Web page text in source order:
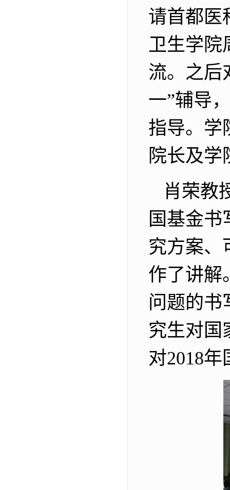
请首都医
卫生学院
流。之后
一”辅导
指导。学
院长及学
肖荣教
国基金书
究方案、
作了讲解
问题的书
究生对国
对2018年